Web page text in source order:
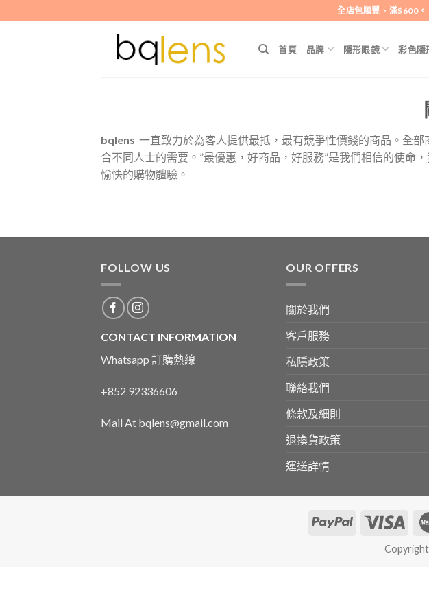
to
全店包順豐、滿$600
首頁 品牌 隱形眼鏡 彩色隱
bqlens 一直致力於為客人提供最抵，最有競爭性價錢的商品。全
合不同人士的需要。”最優惠，好商品，好服務”是我們相信的使命
愉快的購物體驗。
FOLLOW US
CONTACT INFORMATION
Whatsapp 訂購熱線
+852 92336606
Mail At bqlens@gmail.com
OUR OFFERS
關於我們
客戶服務
私隱政策
聯絡我們
條款及細則
退換貨政策
運送詳情